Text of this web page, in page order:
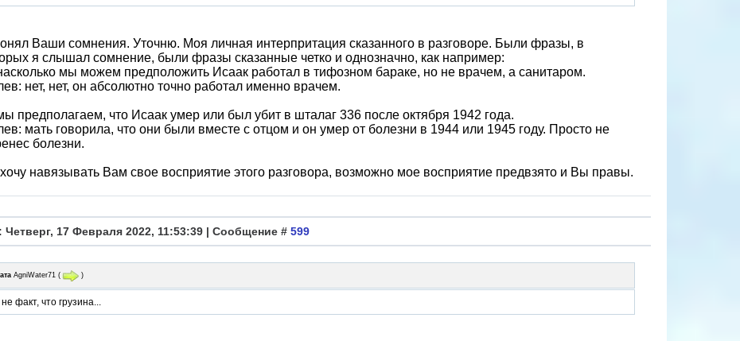
Ваши сомнения. Уточню. Моя личная интерпритация сказанного в разговоре. Были фразы, в
я слышал сомнение, были фразы сказанные четко и однозначно, как например:
мы можем предположить Исаак работал в тифозном бараке, но не врачем, а санитаром.
нет, нет, он абсолютно точно работал именно врачем.
предполагаем, что Исаак умер или был убит в шталаг 336 после октября 1942 года.
мать говорила, что они были вместе с отцом и он умер от болезни в 1944 или 1945 году. Просто не
болезни.
навязывать Вам свое восприятие этого разговора, возможно мое восприятие предвзято и Вы правы.
Четверг, 17 Февраля 2022, 11:53:39 | Сообщение # 599
AgniWater71 ( )
факт, что грузина...